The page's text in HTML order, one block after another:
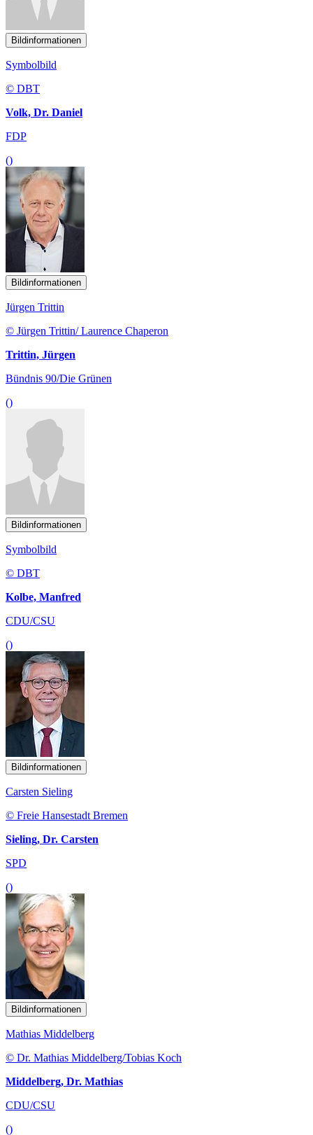
Bildinformationen
Symbolbild
© DBT
Volk, Dr. Daniel
FDP
()
Bildinformationen
Jürgen Trittin
© Jürgen Trittin/ Laurence Chaperon
Trittin, Jürgen
Bündnis 90/Die Grünen
()
Bildinformationen
Symbolbild
© DBT
Kolbe, Manfred
CDU/CSU
()
Bildinformationen
Carsten Sieling
© Freie Hansestadt Bremen
Sieling, Dr. Carsten
SPD
()
Bildinformationen
Mathias Middelberg
© Dr. Mathias Middelberg/Tobias Koch
Middelberg, Dr. Mathias
CDU/CSU
()